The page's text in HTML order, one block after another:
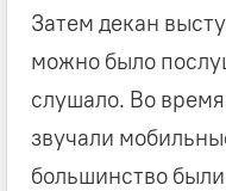
Затем декан
можно было
слушало. Во
звучали
большинство